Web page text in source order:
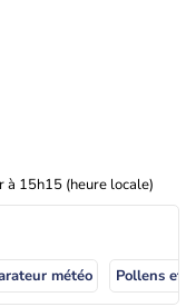
à 15h15 (heure locale)
météo Pollens